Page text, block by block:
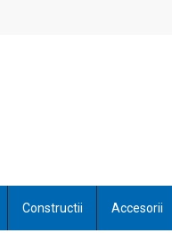
Constructii Accesorii